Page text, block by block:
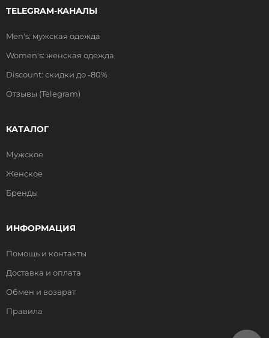
TELEGRAM-КАНАЛЫ
Men's: мужская одежда
Women's: женская одежда
Discount: скидки до -80%
Отзывы (Telegram)
КАТАЛОГ
Мужское
Женское
Бренды
ИНФОРМАЦИЯ
Помощь и контакты
Доставка и оплата
Обмен и возврат
Правила